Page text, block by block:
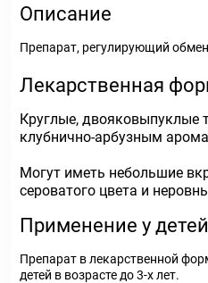
Описание
Препарат, регулирующий
Лекарственная
Круглые, двояковыпуклые
клубнично-арбузным
Могут иметь небольшие
сероватого цвета и
Применение у детей
Препарат в лекарственной
детей в возрасте до 3-х лет.